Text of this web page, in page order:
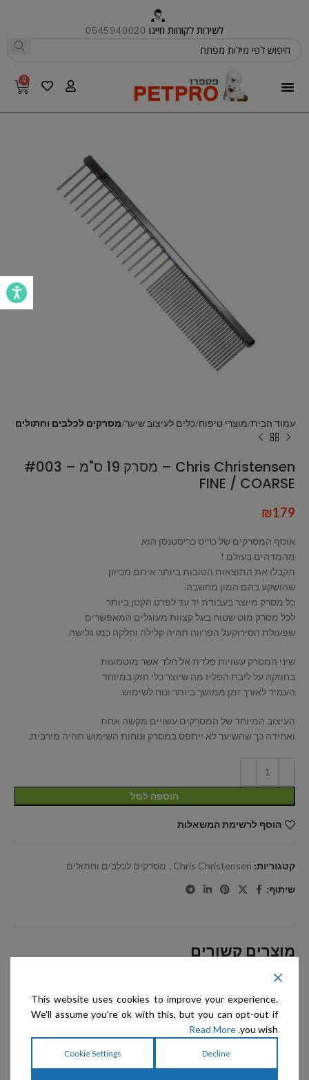
לשירות לקוחות חייגו 0545940020
0
עמוד הבית מוצרי טיפוח כלים לעיצוב שיער מסרקים לכלבים וחתולים
Chris Christensen – מסרק 19 ס"מ – #003
FINE / COARSE
₪179
אוסף המסרקים של כריס כריסטנסן הוא
מהמדהים בעולם !
תקבלו את התוצאות הטובות ביותר איתם מכיוון
שהושקע בהם המון מחשבה.
כל מסרק מיוצר בעבודת יד עד לפרט הקטן ביותר
לכל מסרק מוט שטוח בעל קצוות מעוגלים המאפשרים
שפעולת הסירוקעל הפרווה תהיה קלילה וחלקה כמו גלישה.
שיני המסרק עשויות פלדת אל חלד אשר מוטמעות
בחוזקה על ליבת הפליז מה שיוצר כלי חזק במיוחד
העמיד לאורך זמן ממושך ביותר ונוח לשימוש.
העיצוב המיוחד של המסרקים עשויים מקשה אחת
ואחידה כך שהשיער לא ייתפס במסרק ונוחות השימוש תהיה מירבית.
הוספה לסל
הוסף לרשימת המשאלות
קטגוריות: Chris Christensen
, מסרקים לכלבים וחתולים
שיתוף:
מוצרים קשורים
This website uses cookies to improve your experience.
We'll assume you're ok with this, but you can opt-out if
you wish.
Read More
Decline
Cookie Settings